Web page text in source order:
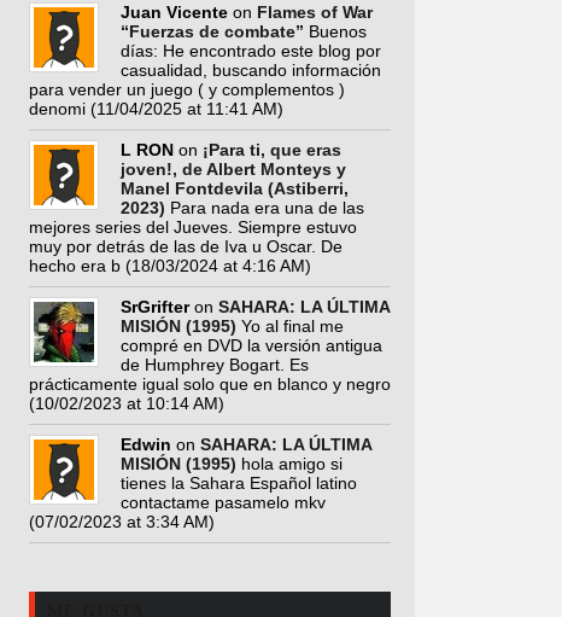
Juan Vicente on Flames of War
“Fuerzas de combate” Buenos
días: He encontrado este blog por
casualidad, buscando información
para vender un juego ( y complementos )
denomi (11/04/2025 at 11:41 AM)
L RON on ¡Para ti, que eras
joven!, de Albert Monteys y
Manel Fontdevila (Astiberri,
2023) Para nada era una de las
mejores series del Jueves. Siempre estuvo
muy por detrás de las de Iva u Oscar. De
hecho era b (18/03/2024 at 4:16 AM)
SrGrifteron SAHARA: LA ÚLTIMA
MISIÓN (1995) Yo al final me
compré en DVD la versión antigua
de Humphrey Bogart. Es
prácticamente igual solo que en blanco y negro
(10/02/2023 at 10:14 AM)
Edwin on SAHARA: LA ÚLTIMA
MISIÓN (1995) hola amigo si
tienes la Sahara Español latino
contactame pasamelo mkv
(07/02/2023 at 3:34 AM)